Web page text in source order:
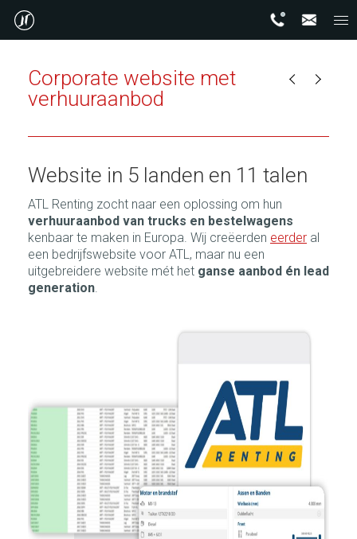
Corporate website met
verhuuraanbod
Website in 5 landen en 11 talen
ATL Renting zocht naar een oplossing om hun
verhuuraanbod van trucks en bestelwagens
kenbaar te maken in Europa. Wij creëerden eerder al
een bedrijfswebsite voor ATL, maar nu een
uitgebreidere website mét het ganse aanbod én lead
generation.